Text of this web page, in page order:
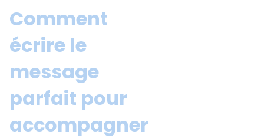
Comment
écrire le
message
parfait pour
accompagner